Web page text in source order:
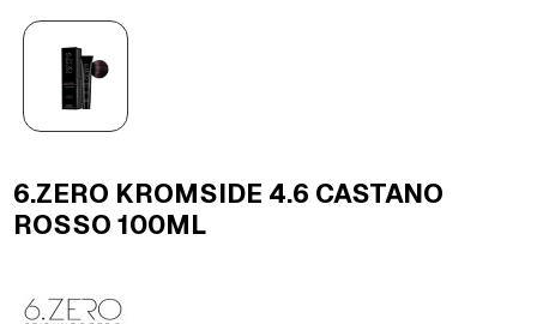
6.ZERO KROMSIDE 4.6 CASTANO
ROSSO 100ML